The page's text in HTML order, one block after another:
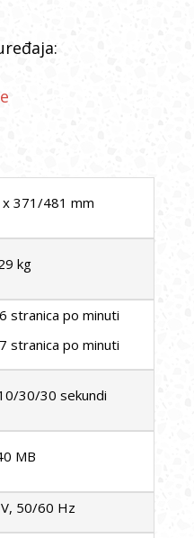
371/481 mm
kg
stranica po minuti
stranica po minuti
30/30 sekundi
MB
50/60 Hz